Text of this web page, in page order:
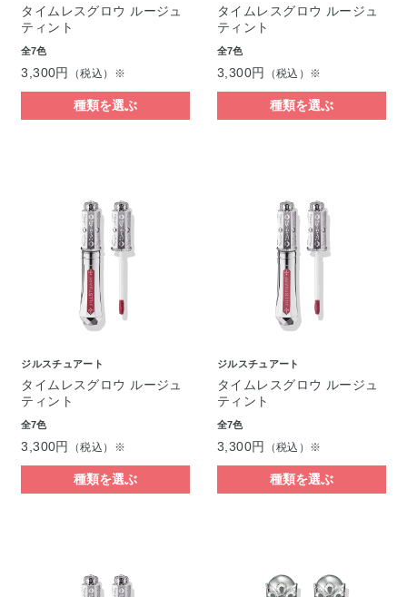
タイムレスグロウ ルージュ
ティント
全7色
3,300円 （税込）※
種類を選ぶ
タイムレスグロウ ルージュ
ティント
全7色
3,300円 （税込）※
種類を選ぶ
ジルスチュアート
タイムレスグロウ ルージュ
ティント
全7色
3,300円 （税込）※
種類を選ぶ
ジルスチュアート
タイムレスグロウ ルージュ
ティント
全7色
3,300円 （税込）※
種類を選ぶ